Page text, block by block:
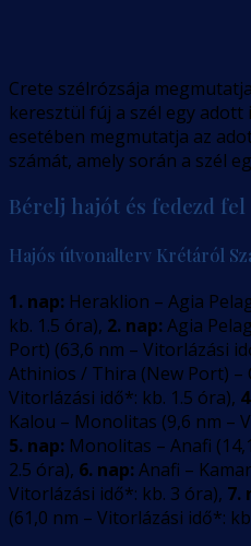
Crete szélrózsája
keresztül fúj a szél egy adott
esetében megmutatja az
számát, amely során a szél
Bérelj hajót és fedezd
Hajós útvonalterv Krétáról
1. nap: Heraklion – Agia
kb. 1.5 óra), 2. nap: Agia
Port) (63,6 nm – Vitorlázási
Athinios / Thira (New Port) –
Vitorlázási idő*: kb. 1.5 óra),
Kalou – Monolitas (9,6 nm –
5. nap: Monolitas – Anafi (14,1
2.5 óra), 6. nap: Anafi –
Vitorlázási idő*: kb. 3 óra), 7.
(61,0 nm – Vitorlázási idő*: